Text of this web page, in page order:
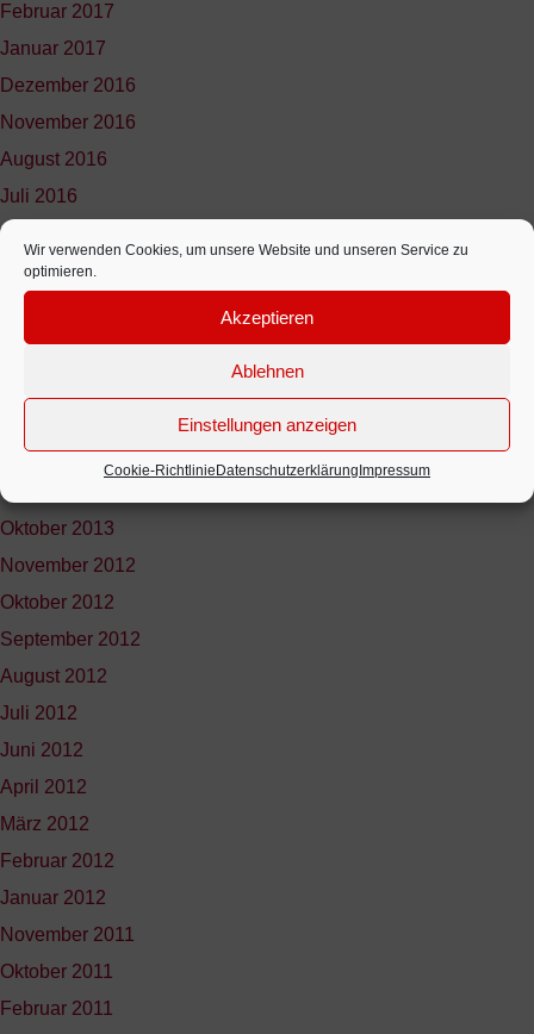
Wir verwenden Cookies, um unsere Website und unseren Service zu
optimieren.
Akzeptieren
Ablehnen
Einstellungen anzeigen
Cookie-Richtlinie Datenschutzerklärung Impressum
Februar 2017
Januar 2017
Dezember 2016
November 2016
August 2016
Juli 2016
Juni 2016
April 2016
Februar 2016
November 2014
September 2014
Oktober 2013
November 2012
Oktober 2012
September 2012
August 2012
Juli 2012
Juni 2012
April 2012
März 2012
Februar 2012
Januar 2012
November 2011
Oktober 2011
Februar 2011